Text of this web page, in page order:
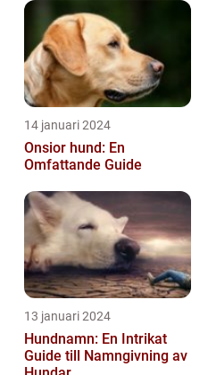
14 januari 2024
Onsior hund: En
Omfattande Guide
13 januari 2024
Hundnamn: En Intrikat
Guide till Namngivning av